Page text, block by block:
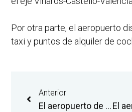
Por otra parte, el aeropuerto
taxi y puntos de alquiler de
Anterior
El aeropuerto de Castellón refuerza a partir de esta semana las rutas de Bucarest y Katowice con la activación de un tercer vuelo semanal